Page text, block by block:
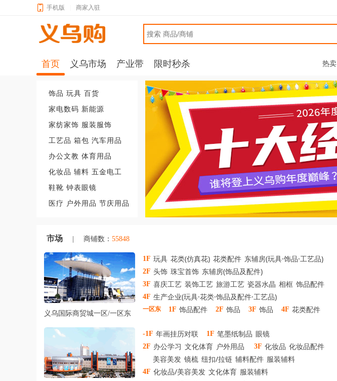
手机版 商家入驻
首页 义乌市场 产业带 限时秒杀 热卖
饰品 玩具 百货
家电数码 新能源
家纺家饰 服装服饰
工艺品 箱包 汽车用品
办公文教 体育用品
化妆品 辅料 五金电工
鞋靴 钟表眼镜
医疗 户外用品 节庆用品
广告
市场 商铺数： 55848
义乌国际商贸城一区/一区东
1F 玩具 花类(仿真花) 花类配件 东辅房(玩具·饰品·工艺品)
2F 头饰 珠宝首饰 东辅房(饰品及配件)
3F 喜庆工艺 装饰工艺 旅游工艺 瓷器水晶 相框 饰品配件
4F 生产企业(玩具·花类·饰品及配件·工艺品)
一区东 1F 饰品配件 2F 饰品 3F 饰品 4F 花类配件
-1F 年画挂历对联 1F 笔墨纸制品 眼镜
2F 办公学习 文化体育 户外用品 3F 化妆品 化妆品配件
美容美发 镜梳 纽扣/拉链 辅料配件 服装辅料
4F 化妆品/美容美发 文化体育 服装辅料